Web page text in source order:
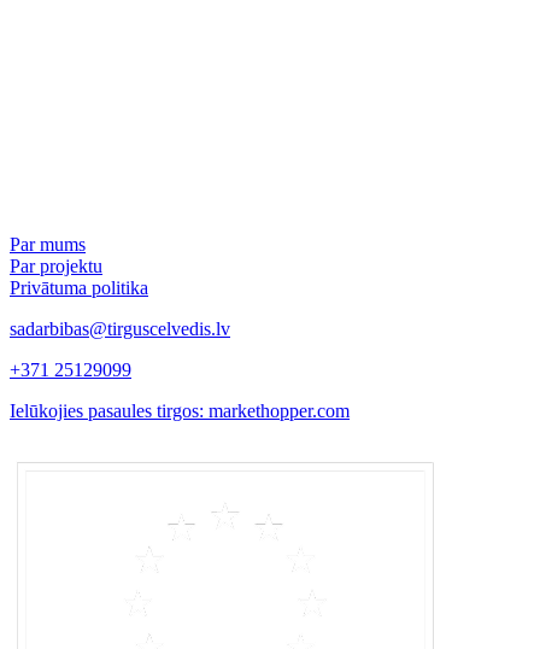
Par mums
Par projektu
Privātuma politika
sadarbibas@tirguscelvedis.lv
+371 25129099
Ielūkojies pasaules tirgos: markethopper.com